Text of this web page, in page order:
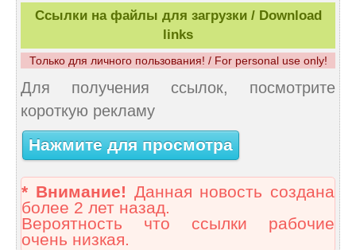
Ссылки на файлы для загрузки / Download
links
Только для личного пользования! / For personal use only!
Для получения ссылок, посмотрите
короткую рекламу
Нажмите для просмотра
* Внимание! Данная новость создана
более 2 лет назад.
Вероятность что ссылки рабочие
очень низкая.